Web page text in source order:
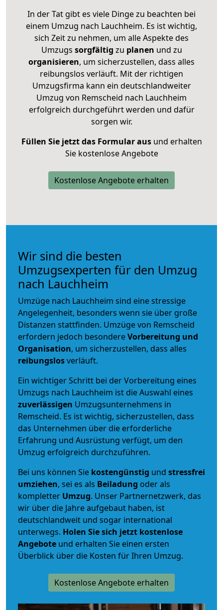
In der Tat gibt es viele Dinge zu beachten bei
einem Umzug nach Lauchheim. Es ist wichtig,
sich Zeit zu nehmen, um alle Aspekte des
Umzugs sorgfältig zu planen und zu
organisieren, um sicherzustellen, dass alles
reibungslos verläuft. Mit der richtigen
Umzugsfirma kann ein deutschlandweiter
Umzug von Remscheid nach Lauchheim
erfolgreich durchgeführt werden und dafür
sorgen wir.
Füllen Sie jetzt das Formular ausund erhalten
Sie kostenlose Angebote
Kostenlose Angebote erhalten
Wir sind die besten
Umzugsexperten für den Umzug
nach Lauchheim
Umzüge nach Lauchheim sind eine stressige
Angelegenheit, besonders wenn sie über große
Distanzen stattfinden. Umzüge von Remscheid
erfordern jedoch besondereVorbereitung und
Organisation, um sicherzustellen, dass alles
reibungslosverläuft.
Ein wichtiger Schritt bei der Vorbereitung eines
Umzugs nach Lauchheim ist die Auswahl eines
zuverlässigen Umzugsunternehmens in
Remscheid. Es ist wichtig, sicherzustellen, dass
das Unternehmen über die erforderliche
Erfahrung und Ausrüstung verfügt, um den
Umzug erfolgreich durchzuführen.
Bei uns können Sie kostengünstig und stressfrei
umziehen, sei es als Beiladung oder als
kompletter Umzug. Unser Partnernetzwerk, das
wir über die Jahre aufgebaut haben, ist
deutschlandweit und sogar international
unterwegs. Holen Sie sich jetzt kostenlose
Angebote und erhalten Sie einen ersten
Überblick über die Kosten für Ihren Umzug.
Kostenlose Angebote erhalten